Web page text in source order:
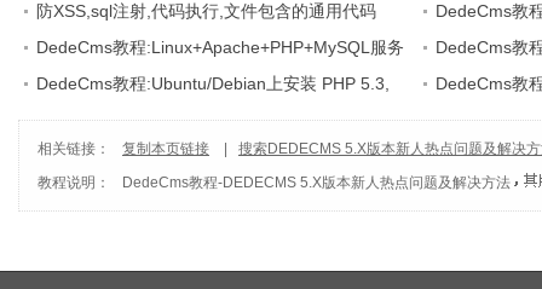
理方法
GBK
防XSS,sql注射,代码执行,文件包含的通用代码
DedeCms教
DedeCms教程:Linux+Apache+PHP+MySQL服务
器环境(CentOS篇)
DedeCms教
DEDECMS软件
DedeCms教程:Ubuntu/Debian上安装 PHP 5.3,
Nginx 和 PHP-fpm
DedeCms教
建
相关链接： 复制本页链接
搜索DEDECMS 5.X版本新人热点问题及解决
教程说明：
DedeCms教程-DEDECMS 5.X版本新人热点问题及解决方法